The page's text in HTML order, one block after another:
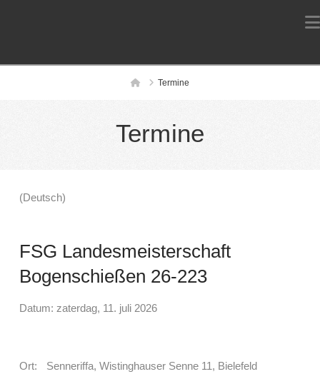
HomeTermine
Termine
(Deutsch)
FSG Landesmeisterschaft
Bogenschießen 26-223
Datum: zaterdag, 11. juli 2026
Ort: Senneriffa, Wistinghauser Senne 11, Bielefeld